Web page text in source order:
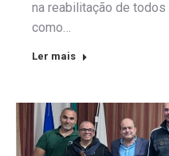
na reabilitação de
como…
Ler mais